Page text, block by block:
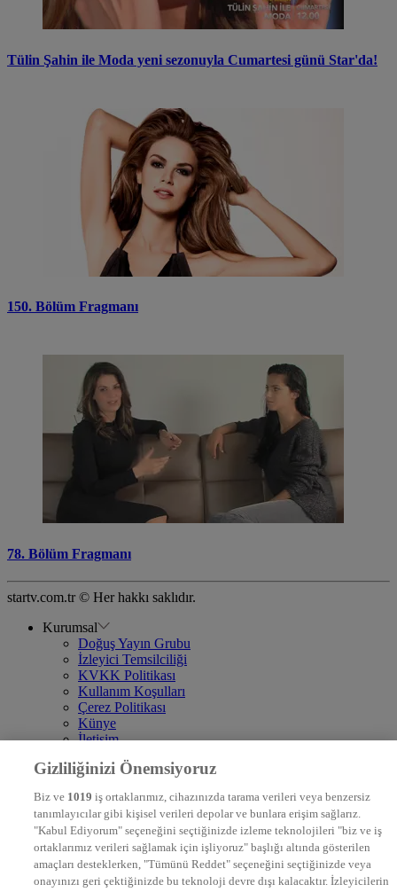
Tülin Şahin ile Moda yeni sezonuyla Cumartesi günü Star'da!
150. Bölüm Fragmanı
78. Bölüm Fragmanı
startv.com.tr © Her hakkı saklıdır.
Kurumsal
Doğuş Yayın Grubu
İzleyici Temsilciliği
KVKK Politikası
Kullanım Koşulları
Çerez Politikası
Künye
İletişim
DYG Televizyonlar
STAR
EURO STAR
KRAL POP TV
DYG Radyolar
NTV RADYO
KRAL FM
Gizliliğinizi Önemsiyoruz
Biz ve 1019 iş ortaklarımız, cihazınızda tarama verileri veya benzersiz
tanımlayıcılar gibi kişisel verileri depolar ve bunlara erişim sağlarız.
"Kabul Ediyorum" seçeneğini seçtiğinizde izleme teknolojileri "biz ve iş
ortaklarımız verileri sağlamak için işliyoruz" başlığı altında gösterilen
amaçları desteklerken, "Tümünü Reddet" seçeneğini seçtiğinizde veya
onayınızı geri çektiğinizde bu teknoloji devre dışı kalacaktır. İzleyicilerin